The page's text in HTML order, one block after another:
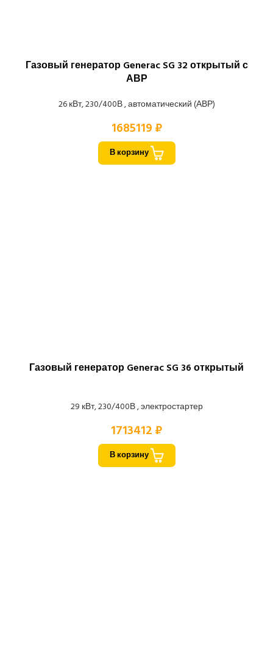
Газовый генератор Generac SG 32 открытый с
АВР
26 кВт, 230/400В , автоматический (АВР)
1685119 ₽
В корзину
Газовый генератор Generac SG 36 открытый
29 кВт, 230/400В , электростартер
1713412 ₽
В корзину